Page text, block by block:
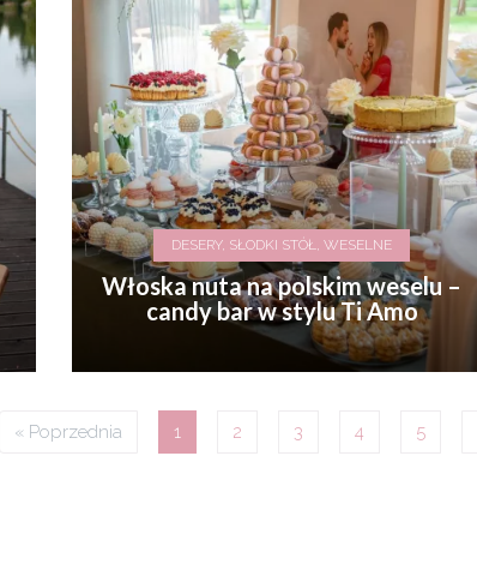
DESERY, SŁODKI STÓŁ, WESELNE
Włoska nuta na polskim weselu –
candy bar w stylu Ti Amo
« Poprzednia 1 2 3 4 5